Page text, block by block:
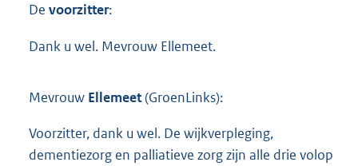
De voorzitter:
Dank u wel. Mevrouw Ellemeet.
Mevrouw Ellemeet(GroenLinks):
Voorzitter, dank u wel. De wijkverpleging,
dementiezorg en palliatieve zorg zijn alle drie volop